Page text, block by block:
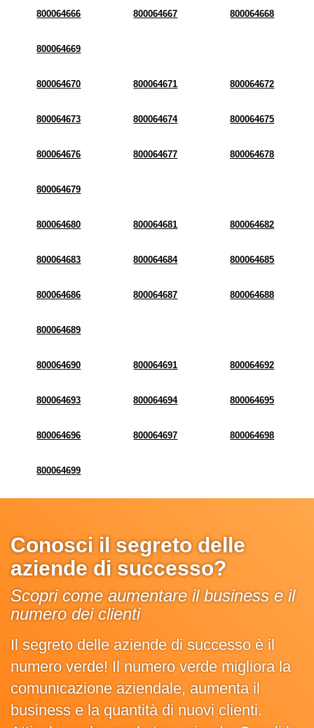
800064666 800064667 800064668
800064669
800064670 800064671 800064672
800064673 800064674 800064675
800064676 800064677 800064678
800064679
800064680 800064681 800064682
800064683 800064684 800064685
800064686 800064687 800064688
800064689
800064690 800064691 800064692
800064693 800064694 800064695
800064696 800064697 800064698
800064699
Conosci il segreto delle
aziende di successo?
Scopri come aumentare il business e il
numero dei clienti
Il segreto delle aziende di successo è il
numero verde! Il numero verde migliora la
comunicazione aziendale, aumenta il
business e la quantità di nuovi clienti.